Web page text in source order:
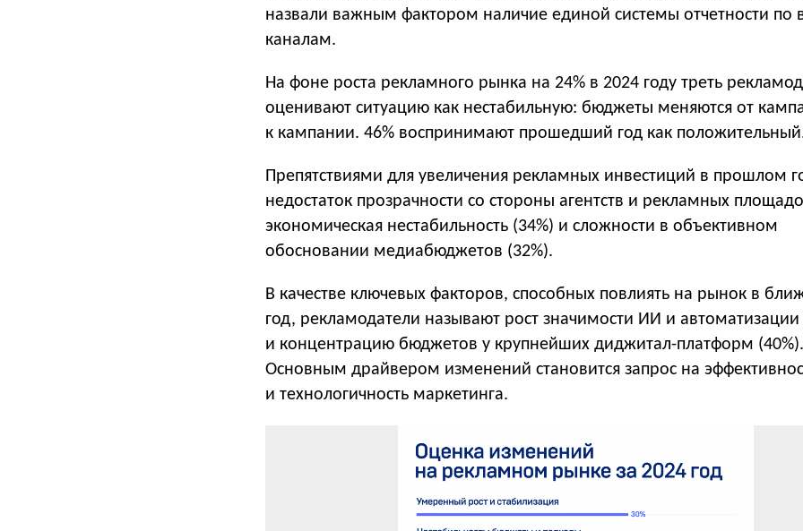
назвали важным фактором наличие единой системы отчетности по
каналам.
На фоне роста рекламного рынка на 24% в 2024 году треть
оценивают ситуацию как нестабильную: бюджеты меняются от
к кампании. 46% воспринимают прошедший год как
Препятствиями для увеличения рекламных инвестиций в прошлом
недостаток прозрачности со стороны агентств и рекламных
экономическая нестабильность (34%) и сложности в объективном
обосновании медиабюджетов (32%).
В качестве ключевых факторов, способных повлиять на рынок в
год, рекламодатели называют рост значимости ИИ и автоматизации
и концентрацию бюджетов у крупнейших диджитал-платформ (40%).
Основным драйвером изменений становится запрос на
и технологичность маркетинга.